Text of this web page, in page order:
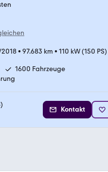
• 97.683 km • 110 kW (150 PS)
1600 Fahrzeuge
)
Kontakt